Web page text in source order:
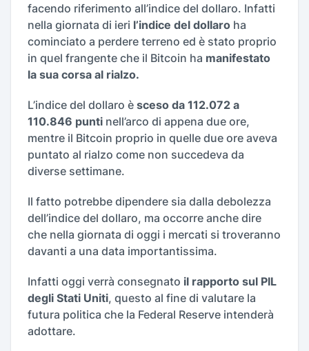
facendo riferimento all’indice del dollaro. Infatti
nella giornata di ieri l’indice del dollaro ha
cominciato a perdere terreno ed è stato proprio
in quel frangente che il Bitcoin ha manifestato
la sua corsa al rialzo.
L’indice del dollaro è sceso da 112.072 a
110.846 punti nell’arco di appena due ore,
mentre il Bitcoin proprio in quelle due ore aveva
puntato al rialzo come non succedeva da
diverse settimane.
Il fatto potrebbe dipendere sia dalla debolezza
dell’indice del dollaro, ma occorre anche dire
che nella giornata di oggi i mercati si troveranno
davanti a una data importantissima.
Infatti oggi verrà consegnato il rapporto sul PIL
degli Stati Uniti, questo al fine di valutare la
futura politica che la Federal Reserve intenderà
adottare.